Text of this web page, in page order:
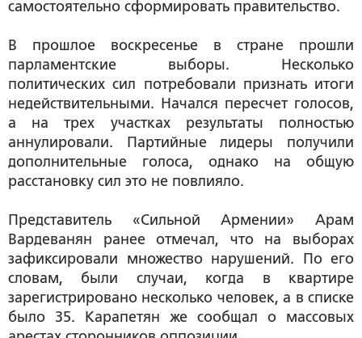
самостоятельно сформировать правительство.
В прошлое воскресенье в стране прошли
парламентские выборы. Несколько
политических сил потребовали признать итоги
недействительными. Начался пересчет голосов,
а на трех участках результаты полностью
аннулировали. Партийные лидеры получили
дополнительные голоса, однако на общую
расстановку сил это не повлияло.
Представитель «Сильной Армении» Арам
Вардеванян ранее отмечал, что на выборах
зафиксировали множество нарушений. По его
словам, были случаи, когда в квартире
зарегистрировано несколько человек, а в списке
было 35. Карапетян же сообщал о массовых